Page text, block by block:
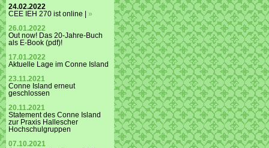
24.02.2022
CEE IEH 270 ist online | »
26.01.2022
Out now! Das 20-Jahre-Buch
als E-Book (pdf)!
17.01.2022
Aktuelle Lage im Conne Island
23.11.2021
Conne Island erneut
geschlossen
20.11.2021
Statement des Conne Island
zur Praxis Hallescher
Hochschulgruppen
07.10.2021